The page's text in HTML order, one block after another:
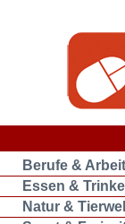
Berufe & Arbeit
Essen &
Natur &